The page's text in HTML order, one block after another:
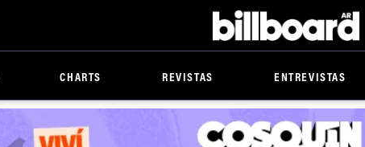
Billboard
CHARTS REVISTAS ENTREVISTAS